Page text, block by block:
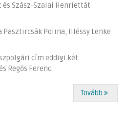
és Szász-Szalai Henriettát
Pasztircsák Polina, Illéssy Lenke
cím eddigi két
Regős Ferenc.
Tovább